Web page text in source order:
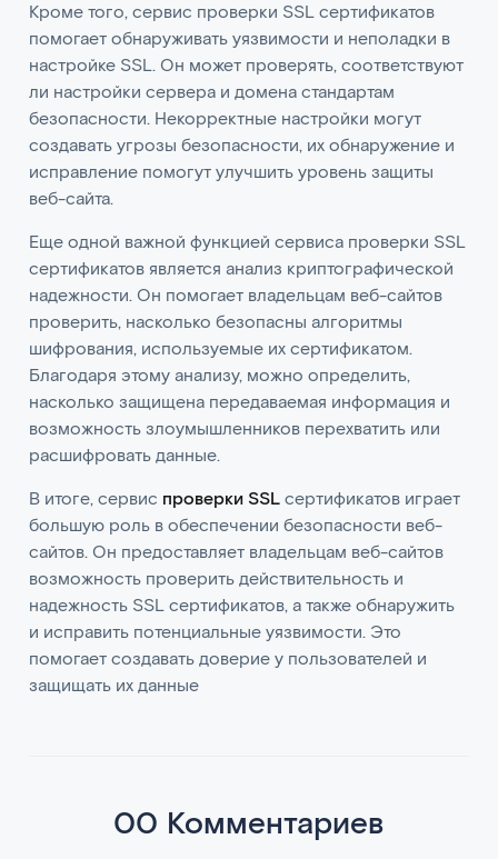
Кроме того, сервис проверки SSL сертификатов
помогает обнаруживать уязвимости и неполадки в
настройке SSL. Он может проверять, соответствуют
ли настройки сервера и домена стандартам
безопасности. Некорректные настройки могут
создавать угрозы безопасности, их обнаружение и
исправление помогут улучшить уровень защиты
веб-сайта.
Еще одной важной функцией сервиса проверки SSL
сертификатов является анализ криптографической
надежности. Он помогает владельцам веб-сайтов
проверить, насколько безопасны алгоритмы
шифрования, используемые их сертификатом.
Благодаря этому анализу, можно определить,
насколько защищена передаваемая информация и
возможность злоумышленников перехватить или
расшифровать данные.
В итоге, сервис проверки SSLсертификатов играет
большую роль в обеспечении безопасности веб-
сайтов. Он предоставляет владельцам веб-сайтов
возможность проверить действительность и
надежность SSL сертификатов, а также обнаружить
и исправить потенциальные уязвимости. Это
помогает создавать доверие у пользователей и
защищать их данные
00 Комментариев